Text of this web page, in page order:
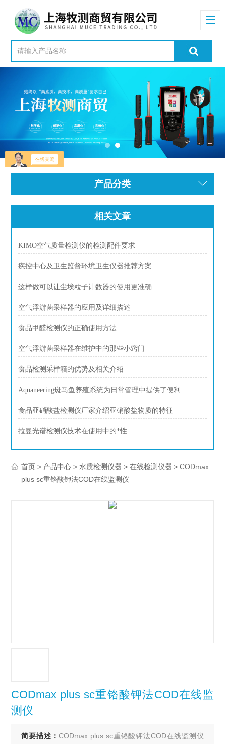
产品分类
相关文章
KIMO空气质量检测仪的检测配件要求
疾控中心及卫生监督环境卫生仪器推荐方案
这样做可以让尘埃粒子计数器的使用更准确
空气浮游菌采样器的应用及详细描述
食品甲醛检测仪的正确使用方法
空气浮游菌采样器在维护中的那些小窍门
食品检测采样箱的优势及相关介绍
Aquaneering斑马鱼养殖系统为日常管理中提供了便利
食品亚硝酸盐检测仪厂家介绍亚硝酸盐物质的特征
拉曼光谱检测仪技术在使用中的*性
首页 > 产品中心 > 水质检测仪器 >在线检测仪器 > CODmax
plus sc重铬酸钾法COD在线监测仪
CODmax plus sc重铬酸钾法COD在线监
测仪
简要描述： CODmax plus sc重铬酸钾法COD在线监测仪